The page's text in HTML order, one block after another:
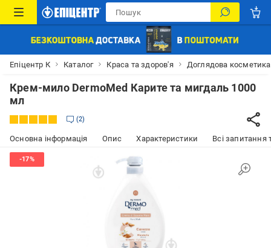
Епіцентр К Каталог Краса та здоров'я Доглядова косметика
Крем-мило DermoMed Карите та мигдаль 1000
мл
2
Основна інформація Опис Характеристики Всі запитання